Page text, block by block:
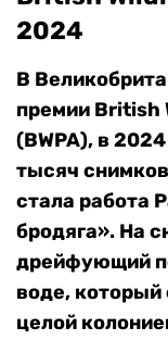
2024
В
премии British
(BWPA), в
тысяч
стала работа
бродяга». На
дрейфующий
воде, который
целой